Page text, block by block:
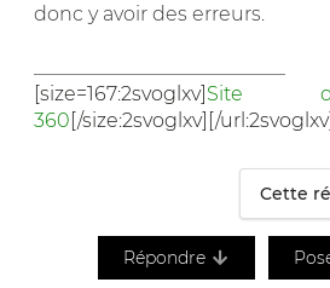
donc y avoir des erreurs.
[size=167:2svoglxv]Site
360[/size:2svoglxv][/
Cette
Répondre